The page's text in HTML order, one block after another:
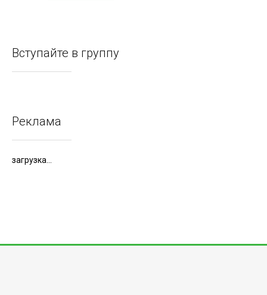
Вступайте в группу
Реклама
загрузка...